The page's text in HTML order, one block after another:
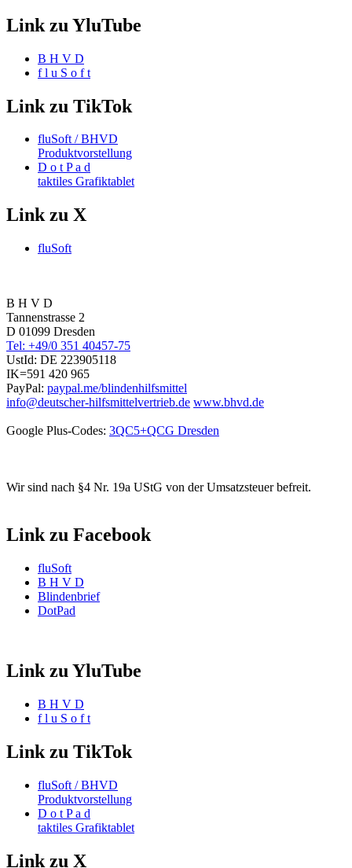
Link zu YluTube
B H V D
f l u S o f t
Link zu TikTok
fluSoft / BHVD
Produktvorstellung
D o t P a d
taktiles Grafiktablet
Link zu X
fluSoft
B H V D
Tannenstrasse 2
D 01099 Dresden
Tel: +49/0 351 40457-75
UstId: DE 223905118
IK=591 420 965
PayPal: paypal.me/blindenhilfsmittel
info@deutscher-hilfsmittelvertrieb.de www.bhvd.de
Google Plus-Codes: 3QC5+QCG Dresden
Wir sind nach §4 Nr. 19a UStG von der Umsatzsteuer befreit.
Link zu Facebook
fluSoft
B H V D
Blindenbrief
DotPad
Link zu YluTube
B H V D
f l u S o f t
Link zu TikTok
fluSoft / BHVD
Produktvorstellung
D o t P a d
taktiles Grafiktablet
Link zu X